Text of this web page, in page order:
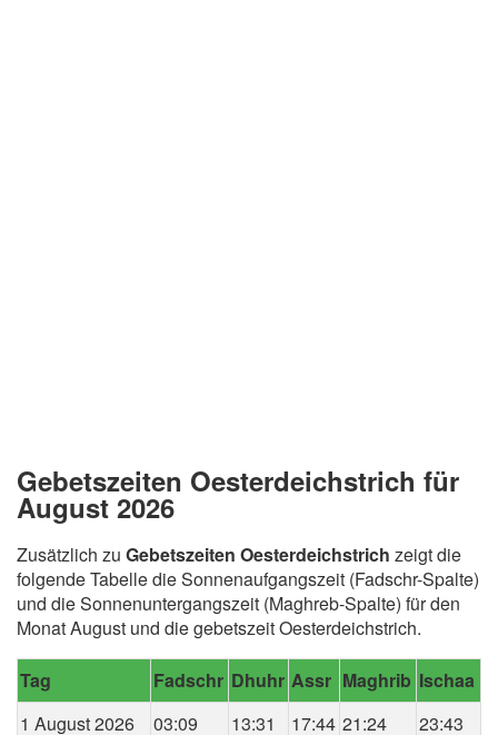
Gebetszeiten Oesterdeichstrich für
August 2026
Zusätzlich zu Gebetszeiten Oesterdeichstrich zeigt die
folgende Tabelle die Sonnenaufgangszeit (Fadschr-Spalte)
und die Sonnenuntergangszeit (Maghreb-Spalte) für den
Monat August und die gebetszeit Oesterdeichstrich.
Tag Fadschr Dhuhr Assr Maghrib Ischaa
1 August 2026
03:09 13:31 17:44 21:24
23:43